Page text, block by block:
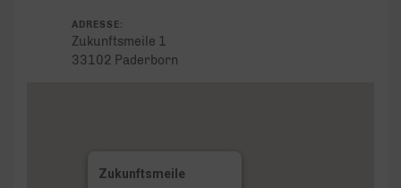
ADRESSE:
Zukunftsmeile 1
33102 Paderborn
Zukunftsmeile